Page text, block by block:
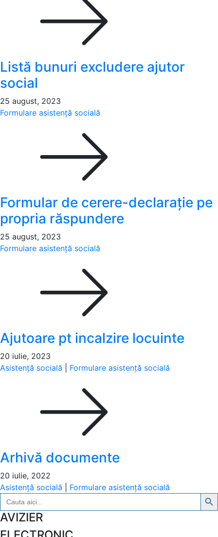
Listă bunuri excludere ajutor
social
25 august, 2023
Formulare asistență socială
Formular de cerere-declarație pe
propria răspundere
25 august, 2023
Formulare asistență socială
Ajutoare pt incalzire locuinte
20 iulie, 2023
Asistență socială
Formulare asistență socială
Arhivă documente
20 iulie, 2022
Asistență socială
Formulare asistență socială
Search
for:
Search
AVIZIER